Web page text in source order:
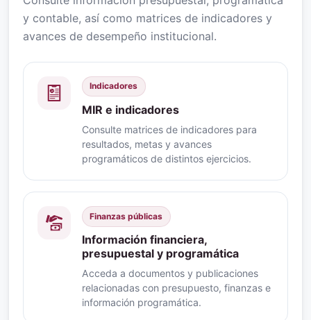
y contable, así como matrices de indicadores y
avances de desempeño institucional.
Indicadores
MIR e indicadores
Consulte matrices de indicadores para
resultados, metas y avances
programáticos de distintos ejercicios.
Finanzas públicas
Información financiera,
presupuestal y programática
Acceda a documentos y publicaciones
relacionadas con presupuesto, finanzas e
información programática.